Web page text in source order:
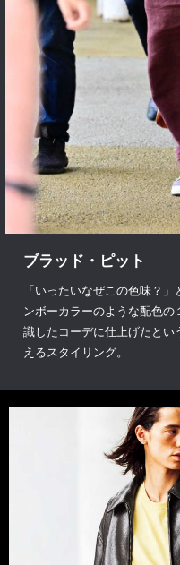
ブラッド・ピット
「いったいなぜこの色味？
ンボーカラーのような配色
識したコーデに仕上げたと
えるスタイリング。